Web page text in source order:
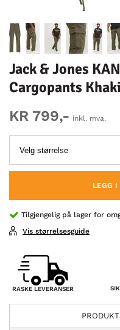
Jack & Jones
Cargopants Khaki
KR 799,- inkl. mva.
LEGG I
Tilgjengelig på lager for
Vis størrelsesguide
RASKE LEVERANSER